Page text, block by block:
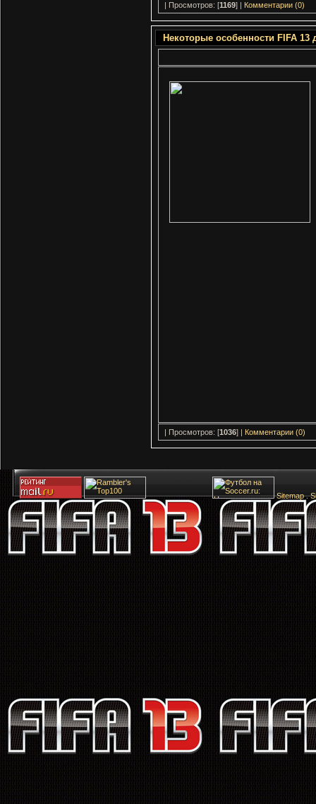
| Просмотров: [1169] | Комментарии (0)
Некоторые особенности FIFA 13
| Просмотров: [1036] | Комментарии (0)
Sitemap.